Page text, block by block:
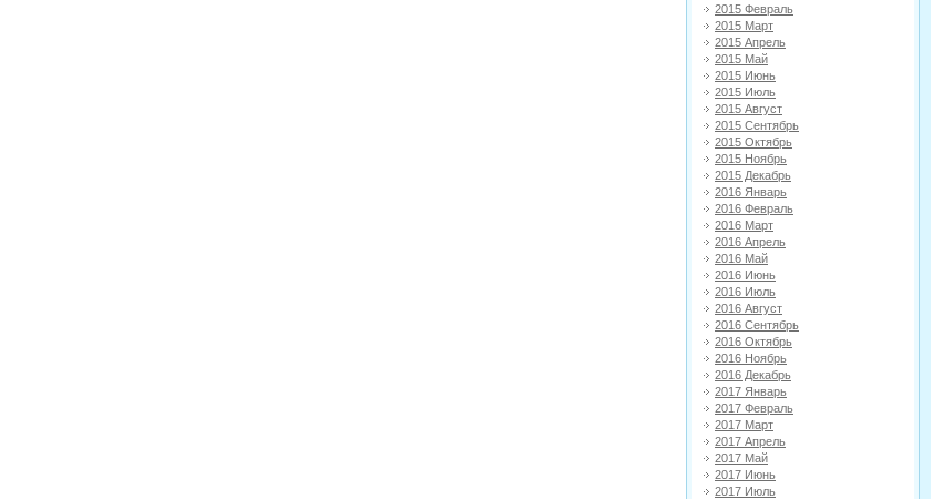
2015 Февраль
2015 Март
2015 Апрель
2015 Май
2015 Июнь
2015 Июль
2015 Август
2015 Сентябрь
2015 Октябрь
2015 Ноябрь
2015 Декабрь
2016 Январь
2016 Февраль
2016 Март
2016 Апрель
2016 Май
2016 Июнь
2016 Июль
2016 Август
2016 Сентябрь
2016 Октябрь
2016 Ноябрь
2016 Декабрь
2017 Январь
2017 Февраль
2017 Март
2017 Апрель
2017 Май
2017 Июнь
2017 Июль